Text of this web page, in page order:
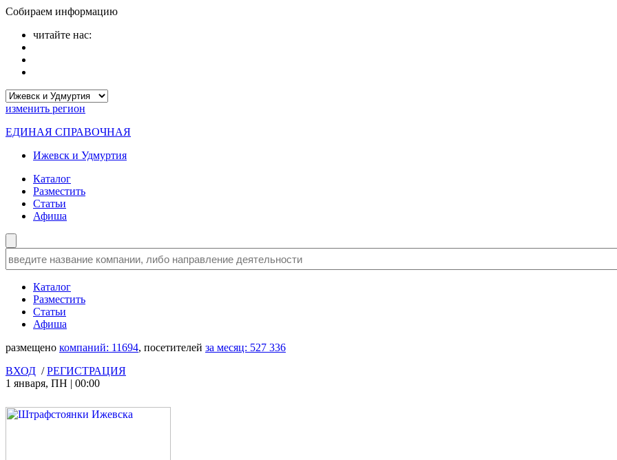
Собираем информацию
читайте нас:
изменить регион
ЕДИНАЯ СПРАВОЧНАЯ
Ижевск и Удмуртия
Каталог
Разместить
Статьи
Афиша
Каталог
Разместить
Статьи
Афиша
размещено компаний: 11694, посетителей за месяц: 527 336
ВХОД /РЕГИСТРАЦИЯ
1 января, ПН | 00:00